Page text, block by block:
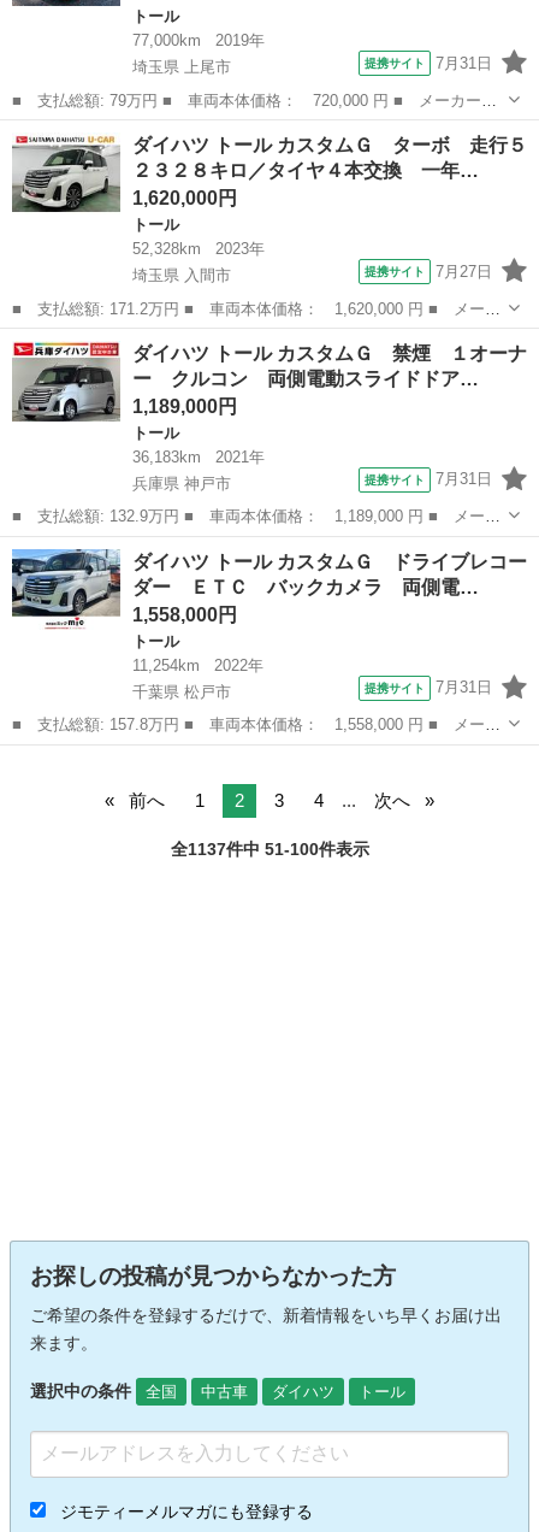
トール
77,000km
2019年
埼玉県 上尾市
提携サイト 7月31日
■ 支払総額: 79万円 ■ 車両本体価格： 720,000 円 ■ メーカー
名： ダイハツ ■ 車種名： トール ■ グレード名： Ｘ ＳＡＩ
ＩＩ 左側パワースライドドア 衝突軽減装置有 社外ナビ バック
カメラ パーキン...
埼玉 上尾市 トール
ダイハツ トール カスタムＧ ターボ 走行５
２３２８キロ／タイヤ４本交換 一年…
1,620,000円
トール
52,328km
2023年
埼玉県 入間市
提携サイト 7月27日
■ 支払総額: 171.2万円 ■ 車両本体価格： 1,620,000 円 ■ メーカ
ー名： ダイハツ ■ 車種名： トール ■ グレード名： カスタム
Ｇ ターボ 走行５２３２８キロ／タイヤ４本交換 一年保証・走行
距離無制...
埼玉 入間市 トール
ダイハツ トール カスタムＧ 禁煙 １オーナ
ー クルコン 両側電動スライドドア…
1,189,000円
トール
36,183km
2021年
兵庫県 神戸市
提携サイト 7月31日
■ 支払総額: 132.9万円 ■ 車両本体価格： 1,189,000 円 ■ メーカ
ー名： ダイハツ ■ 車種名： トール ■ グレード名： カスタム
Ｇ 禁煙 １オーナー クルコン 両側電動スライドドア 走行無制
限１年保...
兵庫 神戸市 トール
ダイハツ トール カスタムＧ ドライブレコー
ダー ＥＴＣ バックカメラ 両側電…
1,558,000円
トール
11,254km
2022年
千葉県 松戸市
提携サイト 7月31日
■ 支払総額: 157.8万円 ■ 車両本体価格： 1,558,000 円 ■ メーカ
ー名： ダイハツ ■ 車種名： トール ■ グレード名： カスタム
前へ 1 2 3 4 ... 次へ
全1137件中 51-100件表示
お探しの投稿が見つからなかった方
ご希望の条件を登録するだけで、新着情報をいち早くお届け出
来ます。
選択中の条件 全国 中古車 ダイハツ トール
ジモティーメルマガにも登録する